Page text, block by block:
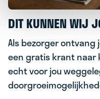
DIT KUNNEN WIJ
Als bezorger
een gratis krant naar
echt voor jou